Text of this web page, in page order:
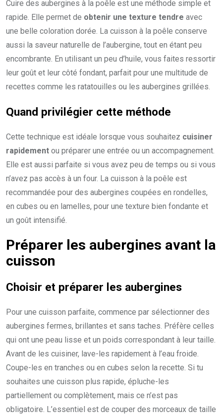
Cuire des aubergines à la poêle est une méthode simple et
rapide. Elle permet de obtenir une texture tendre avec
une belle coloration dorée. La cuisson à la poêle conserve
aussi la saveur naturelle de l’aubergine, tout en étant peu
encombrante. En utilisant un peu d’huile, vous faites ressortir
leur goût et leur côté fondant, parfait pour une multitude de
recettes comme les ratatouilles ou les aubergines grillées.
Quand privilégier cette méthode
Cette technique est idéale lorsque vous souhaitez cuisiner
rapidement ou préparer une entrée ou un accompagnement.
Elle est aussi parfaite si vous avez peu de temps ou si vous
n’avez pas accès à un four. La cuisson à la poêle est
recommandée pour des aubergines coupées en rondelles,
en cubes ou en lamelles, pour une texture bien fondante et
un goût intensifié.
Préparer les aubergines avant la
cuisson
Choisir et préparer les aubergines
Pour une cuisson parfaite, commence par sélectionner des
aubergines fermes, brillantes et sans taches. Préfère celles
qui ont une peau lisse et un poids correspondant à leur taille.
Avant de les cuisiner, lave-les rapidement à l’eau froide.
Coupe-les en tranches ou en cubes selon la recette. Si tu
souhaites une cuisson plus rapide, épluche-les
partiellement ou complètement, mais ce n’est pas
obligatoire. L’essentiel est de couper des morceaux de taille